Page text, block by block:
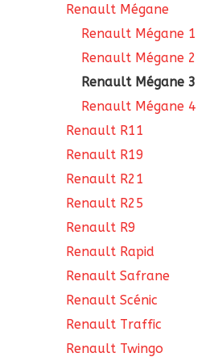
Renault Mégane
Renault Mégane 1
Renault Mégane 2
Renault Mégane 3
Renault Mégane 4
Renault R11
Renault R19
Renault R21
Renault R25
Renault R9
Renault Rapid
Renault Safrane
Renault Scénic
Renault Traffic
Renault Twingo